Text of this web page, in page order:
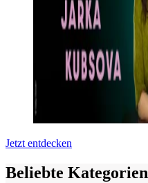
Jetzt entdecken
Beliebte Kategorien